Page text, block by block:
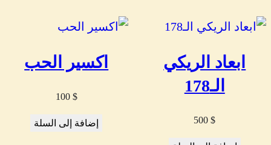
ابعاد الريكي
الـ178
500$
اكسير الحب
100 $
إضافة إلى السلة